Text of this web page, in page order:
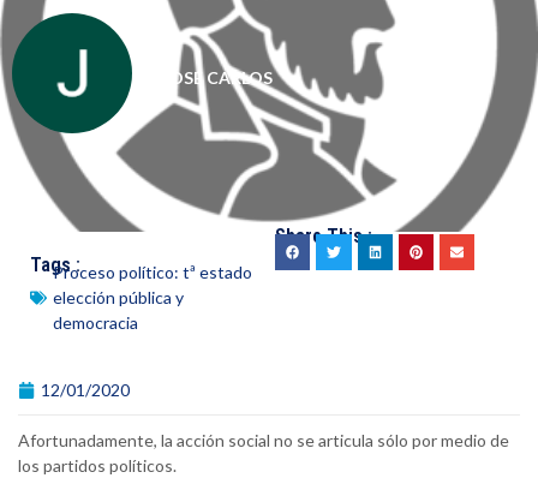
JOSÉ CARLOS
Tags :Proceso político: tª estado
elección pública y
democracia
Share This :
12/01/2020
Afortunadamente, la acción social no se articula sólo por medio de
los partidos políticos.